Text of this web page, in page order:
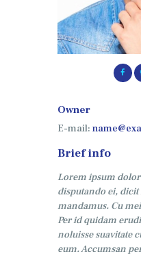
Owner
E-mail:
Brief info
Lorem ipsum
disputando ei, dicit
mandamus. Cu
Per id quidam
noluisse suavitate
eum. Accumsan